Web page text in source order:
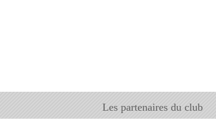
Les partenaires du club